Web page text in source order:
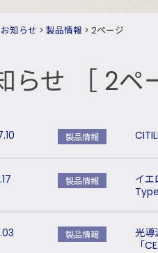
お知らせ > 製品情報 > 2ページ
らせ ［ 2
製品情報
製品情報
イエ
製品情報
光導
「